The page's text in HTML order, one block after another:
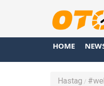
HOME
Hastag